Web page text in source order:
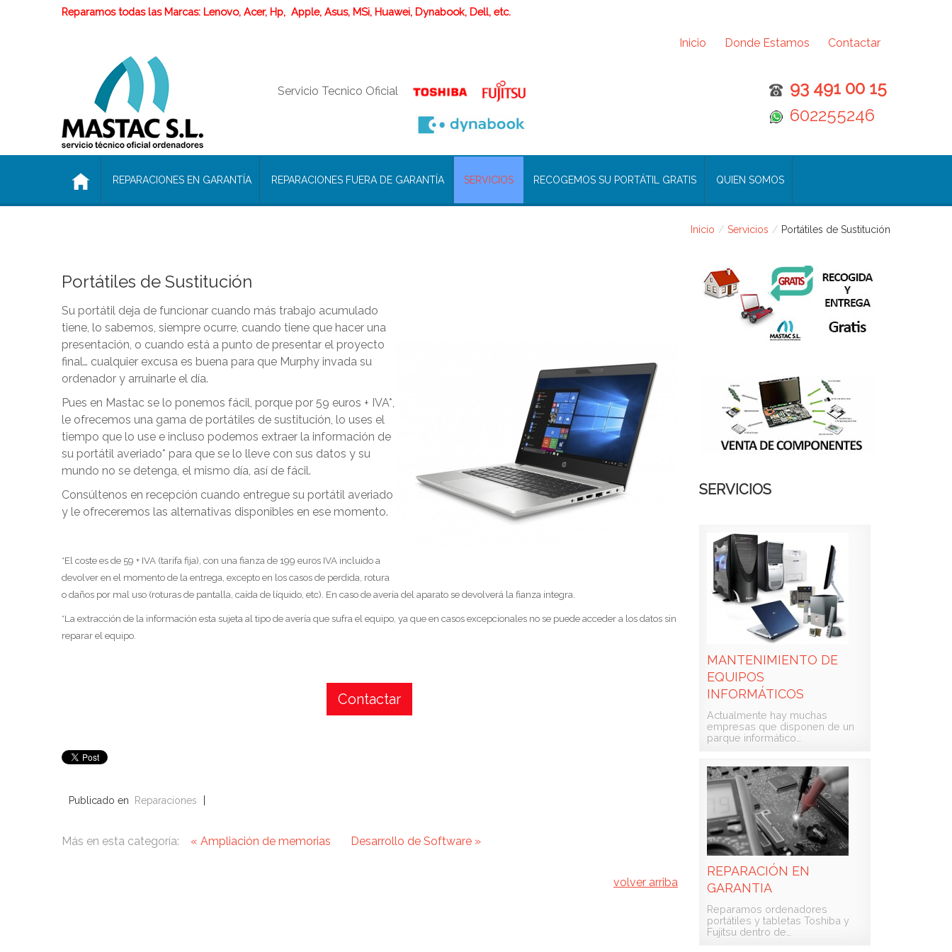
Reparamos todas las Marcas: Lenovo, Acer, Hp, Apple, Asus, MSi, Huawei, Dynabook, Dell, etc.
Inicio Donde Estamos Contactar
Servicio Tecnico Oficial
93 491 00 15
602255246
REPARACIONES EN GARANTÍA REPARACIONES FUERA DE GARANTÍA SERVICIOS RECOGEMOS SU PORTÁTIL GRATIS QUIEN SOMOS
Inicio / Servicios / Portátiles de Sustitución
Portátiles de Sustitución
Su portátil deja de funcionar cuando más trabajo acumulado
tiene, lo sabemos, siempre ocurre, cuando tiene que hacer una
presentación, o cuando está a punto de presentar el proyecto
final… cualquier excusa es buena para que Murphy invada su
ordenador y arruinarle el día.
Pues en Mastac se lo ponemos fácil, porque por 59 euros + IVA*,
le ofrecemos una gama de portátiles de sustitución, lo uses el
tiempo que lo use e incluso podemos extraer la información de
su portátil averiado* para que se lo lleve con sus datos y su
mundo no se detenga, el mismo día, así de fácil.
Consúltenos en recepción cuando entregue su portátil averiado
y le ofreceremos las alternativas disponibles en ese momento.
*El coste es de 59 + IVA (tarifa fija), con una fianza de 199 euros IVA incluido a
devolver en el momento de la entrega, excepto en los casos de perdida, rotura
o daños por mal uso (roturas de pantalla, caída de líquido, etc). En caso de avería del aparato se devolverá la fianza integra.
*La extracción de la información esta sujeta al tipo de avería que sufra el equipo, ya que en casos excepcionales no se puede acceder a los datos sin
reparar el equipo.
Contactar
Publicado en Reparaciones
Más en esta categoría: « Ampliación de memorias Desarrollo de Software »
volver arriba
SERVICIOS
MANTENIMIENTO DE
EQUIPOS
INFORMÁTICOS
Actualmente hay muchas
empresas que disponen de un
parque informático…
REPARACIÓN EN
GARANTIA
Reparamos ordenadores
portátiles y tabletas Toshiba y
Fujitsu dentro de…